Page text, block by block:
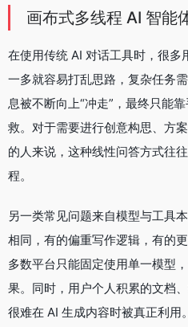
画布式多线程 AI 智能
在使用传统 AI 对话工具时，很多
一多就容易打乱思路，复杂任务
息被不断向上“冲走”，最终只能
救。对于需要进行创意构思、方
的人来说，这种线性问答方式往
程。
另一类常见问题来自模型与工具
相同，有的偏重写作逻辑，有的
多数平台只能固定使用单一模型
果。同时，用户个人积累的文档
很难在 AI 生成内容时被真正利用。